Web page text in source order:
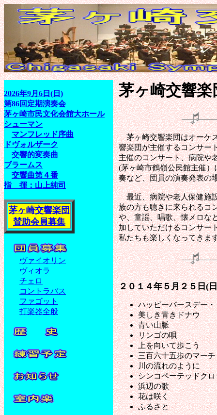
2026年9月6日(日)
第86回定期演奏会
茅ヶ崎市民文化会館大ホール
シューマン
マンフレッド序曲
ドヴォルザーク
交響的変奏曲
ブラームス
交響曲第４番
指 揮：山上純司
茅ヶ崎交響楽団
賛助会員募集
ヴァイオリン
ヴィオラ
チェロ
コントラバス
ファゴット
打楽器全般
茅ヶ崎交響
茅ヶ崎交響楽団はオーケ
響楽団が主催するコンサー
主催のコンサート、病院や
(茅ヶ崎市鶴嶺公民館主催
奏など、団員の演奏発表の
最近、病院や老人保健施
族の方も聴きに来られるコ
や、童謡、唱歌、懐メロな
加していただけるコンサー
私たちも楽しくなってきま
２０１４年５月２５日(
ハッピーバースデー
美しき青きドナウ
青い山脈
リンゴの唄
上を向いて歩こう
三百六十五歩のマーチ
川の流れのように
シンコペーテッドク
浜辺の歌
花は咲く
ふるさと